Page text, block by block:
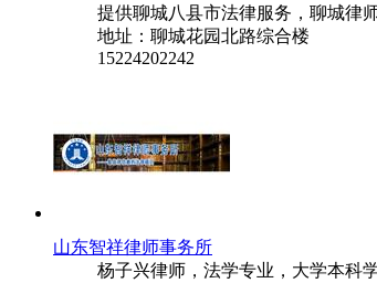
提供聊城八县市法律服务，聊城律
地址：聊城花园北路综合楼
15224202242
山东智祥律师事务所
杨子兴律师，法学专业，大学本科